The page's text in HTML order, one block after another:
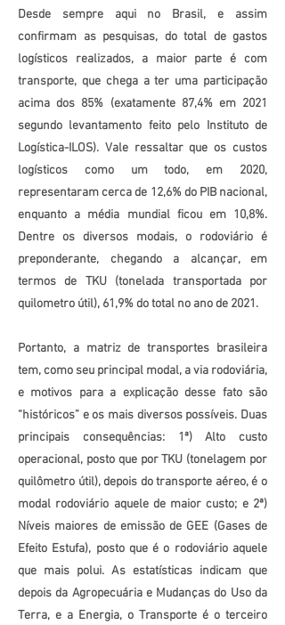
Desde sempre aqui no Brasil, e assim
confirmam as pesquisas, do total de gastos
logísticos realizados, a maior parte é com
transporte, que chega a ter uma participação
acima dos 85% (exatamente 87,4% em 2021
segundo levantamento feito pelo Instituto de
Logística-ILOS). Vale ressaltar que os custos
logísticos como um todo, em 2020,
representaram cerca de 12,6% do PIB nacional,
enquanto a média mundial ficou em 10,8%.
Dentre os diversos modais, o rodoviário é
preponderante, chegando a alcançar, em
termos de TKU (tonelada transportada por
quilometro útil), 61,9% do total no ano de 2021.
Portanto, a matriz de transportes brasileira
tem, como seu principal modal, a via rodoviária,
e motivos para a explicação desse fato são
“históricos” e os mais diversos possíveis. Duas
principais consequências: 1ª) Alto custo
operacional, posto que por TKU (tonelagem por
quilômetro útil), depois do transporte aéreo, é o
modal rodoviário aquele de maior custo; e 2ª)
Níveis maiores de emissão de GEE (Gases de
Efeito Estufa), posto que é o rodoviário aquele
que mais polui. As estatísticas indicam que
depois da Agropecuária e Mudanças do Uso da
Terra, e a Energia, o Transporte é o terceiro